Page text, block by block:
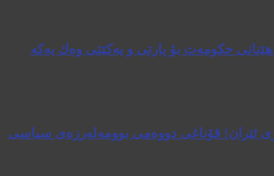
حكومەت بۆ پارتی و یەكێتی وەك یەكە
ئێران! قۆناغی دووەمی بوومەلەرزەی سیاسی